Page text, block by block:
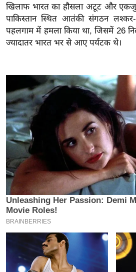
रा
य
ब
ज
खे
ल
क्रि
के
ट
I
P
L
2
0
2
6
म
खिलाफ भारत का हौसला अटूट और
पाकिस्तान स्थित आतंकी संगठन
पहलगाम में हमला किया था, जिसमें 26
ज्यादातर भारत भर से आए पर्यटक थे।